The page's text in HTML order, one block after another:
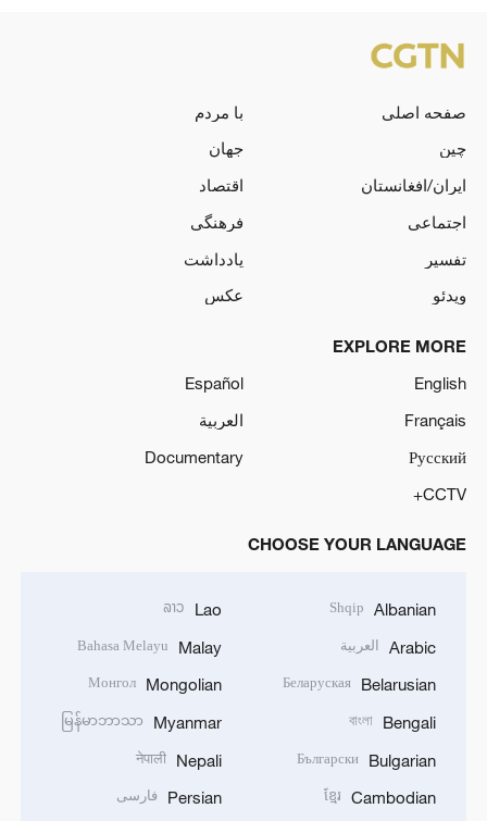
صفحه اصلی
با مردم
چین
جهان
ایران/افغانستان
اقتصاد
اجتماعی
فرهنگی
تفسیر
یادداشت
ویدئو
عکس
EXPLORE MORE
English
Español
Français
العربية
Русский
Documentary
CCTV+
CHOOSE YOUR LANGUAGE
Albanian
Shqip
Arabic العربية
Belarusian
Беларуская
Bengali
বাংলা
Bulgarian
Български
Cambodian
ខ្មែរ
Lao
ລາວ
Malay
Bahasa Melayu
Mongolian
Монгол
Myanmar
မြန်မာဘာသာ
Nepali
नेपाली
Persian فارسی